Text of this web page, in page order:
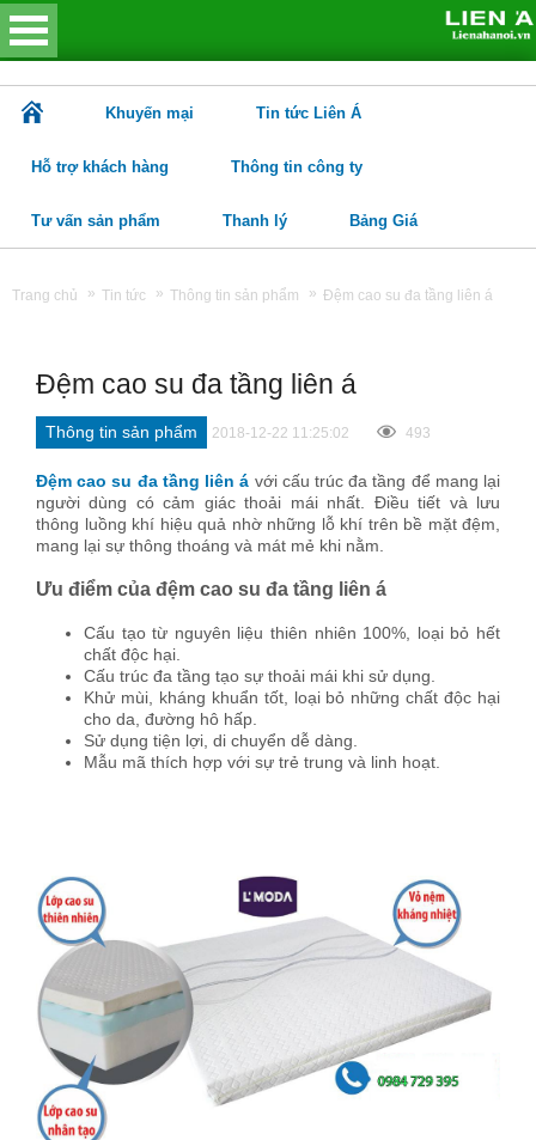
Khuyến mại Tin tức Liên Á
Hỗ trợ khách hàng Thông tin công ty
Tư vấn sản phẩm Thanh lý Bảng Giá
Trang chủ » Tin tức » Thông tin sản phẩm » Đệm cao su đa tầng liên á
Đệm cao su đa tầng liên á
Thông tin sản phẩm 2018-12-22 11:25:02 493
Đệm cao su đa tầng liên á với cấu trúc đa tầng để mang lại
người dùng có cảm giác thoải mái nhất. Điều tiết và lưu
thông luồng khí hiệu quả nhờ những lỗ khí trên bề mặt đệm,
mang lại sự thông thoáng và mát mẻ khi nằm.
Ưu điểm của đệm cao su đa tầng liên á
Cấu tạo từ nguyên liệu thiên nhiên 100%, loại bỏ hết
chất độc hại.
Cấu trúc đa tầng tạo sự thoải mái khi sử dụng.
Khử mùi, kháng khuẩn tốt, loại bỏ những chất độc hại
cho da, đường hô hấp.
Sử dụng tiện lợi, di chuyển dễ dàng.
Mẫu mã thích hợp với sự trẻ trung và linh hoạt.